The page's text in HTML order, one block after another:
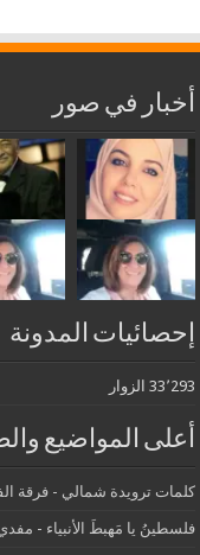
أخبار في صور
إحصائيات المدونة
33٬293 الزوار
أعلى المواضيع
كلمات ترويدة شمالي - فرقة
فلسطينُ يا مَهبطَ الأنبياء -